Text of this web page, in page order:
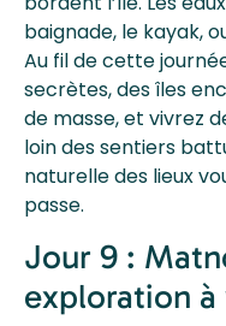
baignade, le kayak,
Au fil de cette
secrètes, des îles
de masse, et vivrez
loin des sentiers
naturelle des lieux
passe.
Jour 9 :
exploration